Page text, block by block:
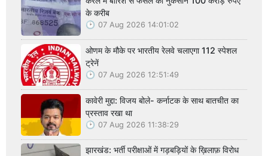
के करीब
07 Aug 2026 14:01:02
ओणम के मौके पर भारतीय रेलवे चलाएगा 112 स्पेशल
ट्रेनें
07 Aug 2026 12:51:49
कावेरी मुद्दा: विजय बोले- कर्नाटक के साथ बातचीत का
प्रस्ताव रखा था
07 Aug 2026 11:38:29
झारखंड: भर्ती परीक्षाओं में गड़बड़ियों के ख़िलाफ़ विरोध